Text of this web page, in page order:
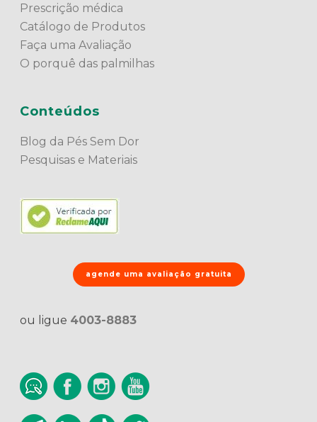
Prescrição médica
Catálogo de Produtos
Faça uma Avaliação
O porquê das palmilhas
Conteúdos
Blog da Pés Sem Dor
Pesquisas e Materiais
agende uma avaliação gratuita
ou ligue 4003-8883